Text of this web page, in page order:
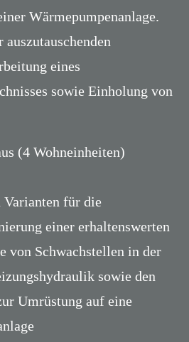
Wärmepumpenanlage.
eines
sowie Einholung von
(4 Wohneinheiten)
für die
einer erhaltenswerten
von Schwachstellen in der
sowie den
Umrüstung auf eine